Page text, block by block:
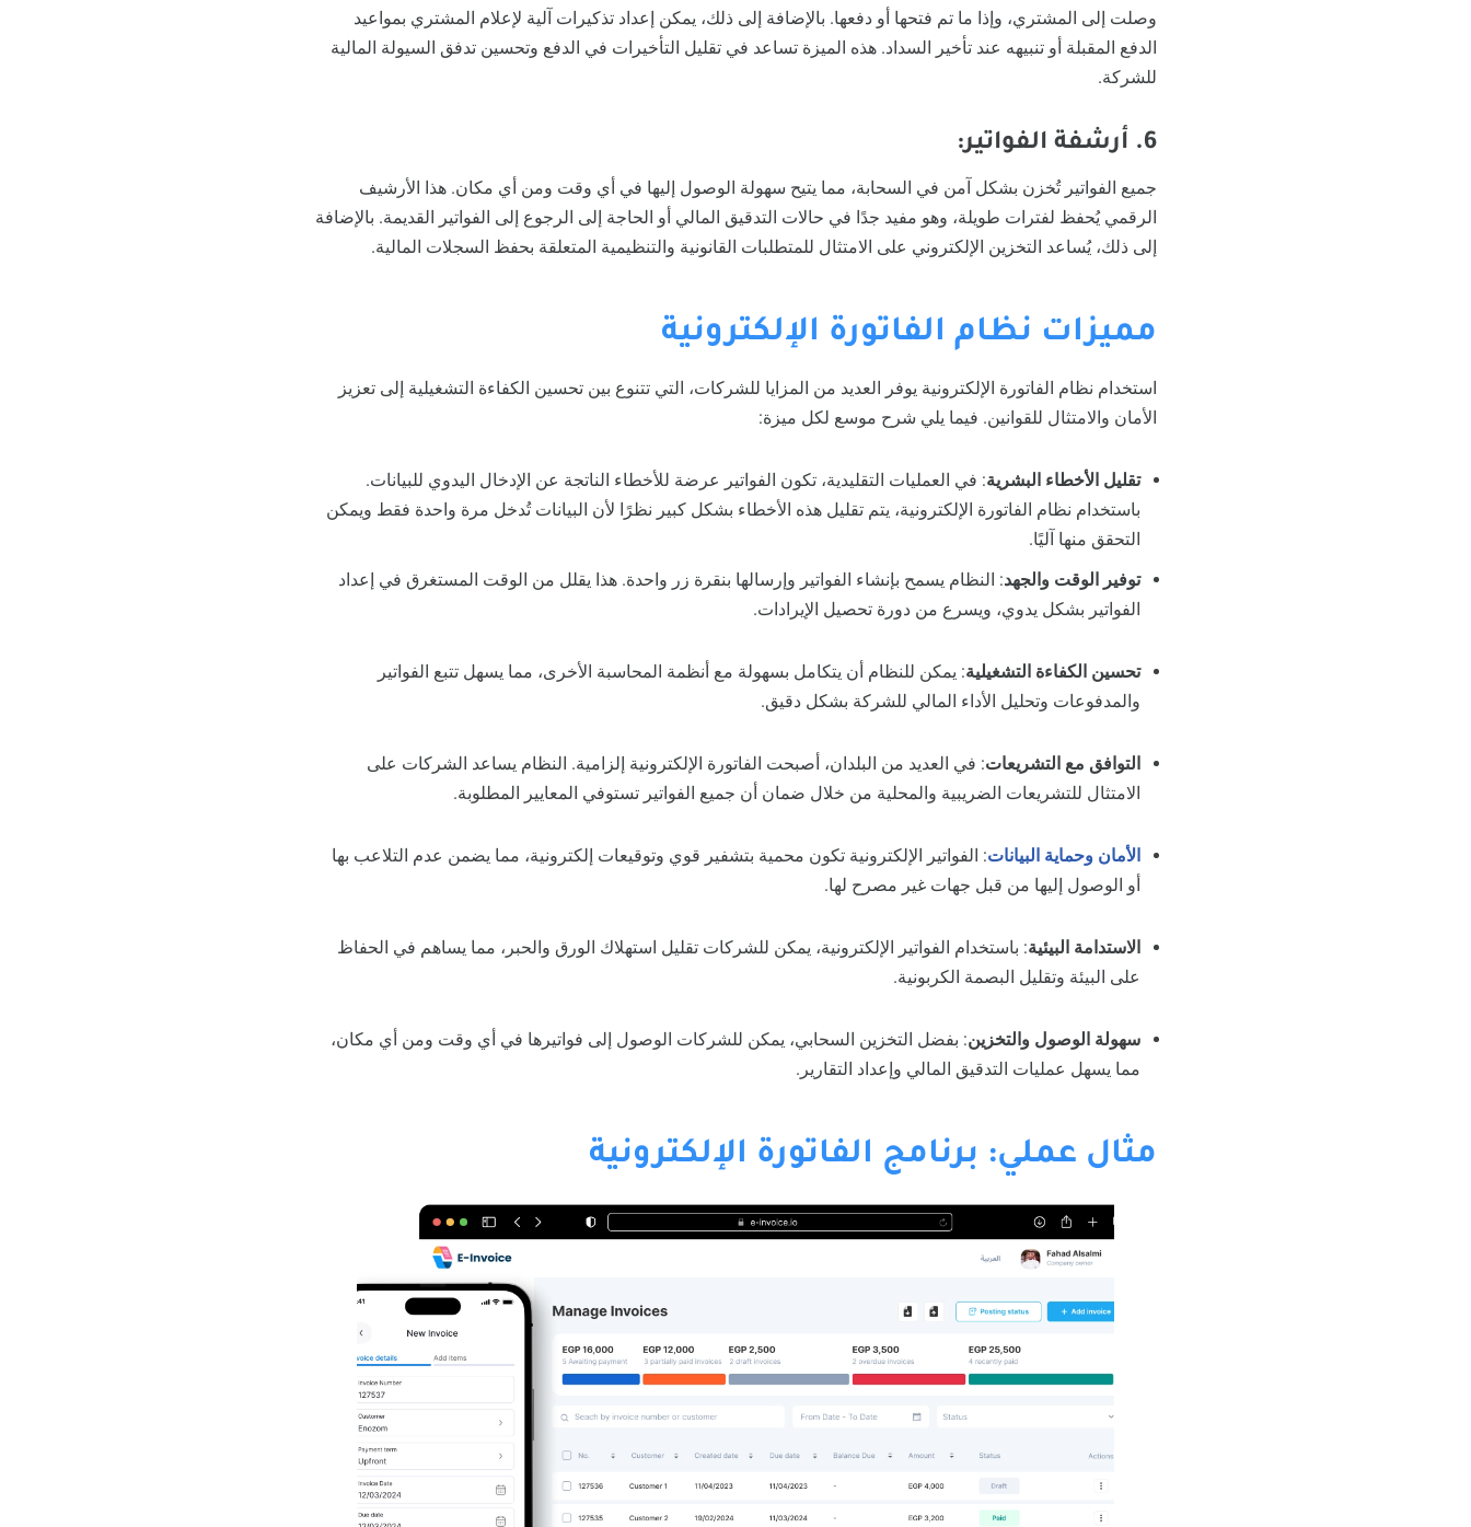
وصلت إلى المشتري، وإذا ما تم فتحها أو دفعها. بالإضافة إلى ذلك، يمكن إعداد تذكيرات آلية لإعلام المشتري بمواعيد
الدفع المقبلة أو تنبيهه عند تأخير السداد. هذه الميزة تساعد في تقليل التأخيرات في الدفع وتحسين تدفق السيولة المالية
للشركة.
6. أرشفة الفواتير :
جميع الفواتير تُخزن بشكل آمن في السحابة، مما يتيح سهولة الوصول إليها في أي وقت ومن أي مكان. هذا الأرشيف
الرقمي يُحفظ لفترات طويلة، وهو مفيد جدًا في حالات التدقيق المالي أو الحاجة إلى الرجوع إلى الفواتير القديمة. بالإضافة
إلى ذلك، يُساعد التخزين الإلكتروني على الامتثال للمتطلبات القانونية والتنظيمية المتعلقة بحفظ السجلات المالية.
مميزات نظام الفاتورة الإلكترونية
استخدام نظام الفاتورة الإلكترونية يوفر العديد من المزايا للشركات، التي تتنوع بين تحسين الكفاءة التشغيلية إلى تعزيز
الأمان والامتثال للقوانين. فيما يلي شرح موسع لكل ميزة:
تقليل الأخطاء البشرية: في العمليات التقليدية، تكون الفواتير عرضة للأخطاء الناتجة عن الإدخال اليدوي للبيانات.
باستخدام نظام الفاتورة الإلكترونية، يتم تقليل هذه الأخطاء بشكل كبير نظرًا لأن البيانات تُدخل مرة واحدة فقط ويمكن
التحقق منها آليًا.
توفير الوقت والجهد: النظام يسمح بإنشاء الفواتير وإرسالها بنقرة زر واحدة. هذا يقلل من الوقت المستغرق في إعداد
الفواتير بشكل يدوي، ويسرع من دورة تحصيل الإيرادات.
تحسين الكفاءة التشغيلية: يمكن للنظام أن يتكامل بسهولة مع أنظمة المحاسبة الأخرى، مما يسهل تتبع الفواتير
والمدفوعات وتحليل الأداء المالي للشركة بشكل دقيق.
التوافق مع التشريعات: في العديد من البلدان، أصبحت الفاتورة الإلكترونية إلزامية. النظام يساعد الشركات على
الامتثال للتشريعات الضريبية والمحلية من خلال ضمان أن جميع الفواتير تستوفي المعايير المطلوبة.
الأمان وحماية البيانات: الفواتير الإلكترونية تكون محمية بتشفير قوي وتوقيعات إلكترونية، مما يضمن عدم التلاعب بها
أو الوصول إليها من قبل جهات غير مصرح لها.
الاستدامة البيئية: باستخدام الفواتير الإلكترونية، يمكن للشركات تقليل استهلاك الورق والحبر، مما يساهم في الحفاظ
على البيئة وتقليل البصمة الكربونية.
سهولة الوصول والتخزين: بفضل التخزين السحابي، يمكن للشركات الوصول إلى فواتيرها في أي وقت ومن أي مكان،
مما يسهل عمليات التدقيق المالي وإعداد التقارير.
مثال عملي: برنامج الفاتورة الإلكترونية